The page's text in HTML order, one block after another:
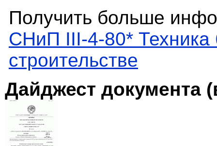
Получить больше
СНиП III-4-80* Техника
строительстве
Дайджест документа